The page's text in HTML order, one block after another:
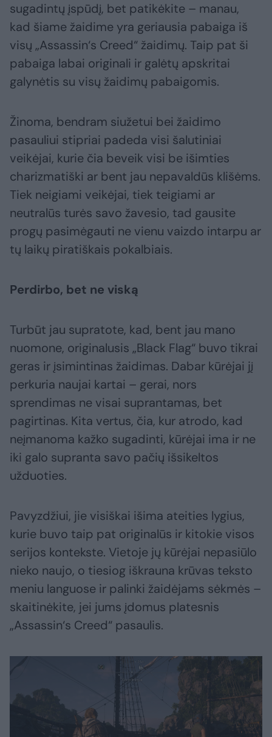
sugadintų įspūdį, bet patikėkite – manau,
kad šiame žaidime yra geriausia pabaiga iš
visų „Assassin‘s Creed“ žaidimų. Taip pat ši
pabaiga labai originali ir galėtų apskritai
galynėtis su visų žaidimų pabaigomis.
Žinoma, bendram siužetui bei žaidimo
pasauliui stipriai padeda visi šalutiniai
veikėjai, kurie čia beveik visi be išimties
charizmatiški ar bent jau nepavaldūs klišėms.
Tiek neigiami veikėjai, tiek teigiami ar
neutralūs turės savo žavesio, tad gausite
progų pasimėgauti ne vienu vaizdo intarpu ar
tų laikų piratiškais pokalbiais.
Perdirbo, bet ne viską
Turbūt jau supratote, kad, bent jau mano
nuomone, originalusis „Black Flag“ buvo tikrai
geras ir įsimintinas žaidimas. Dabar kūrėjai jį
perkuria naujai kartai – gerai, nors
sprendimas ne visai suprantamas, bet
pagirtinas. Kita vertus, čia, kur atrodo, kad
neįmanoma kažko sugadinti, kūrėjai ima ir ne
iki galo supranta savo pačių išsikeltos
užduoties.
Pavyzdžiui, jie visiškai išima ateities lygius,
kurie buvo taip pat originalūs ir kitokie visos
serijos kontekste. Vietoje jų kūrėjai nepasiūlo
nieko naujo, o tiesiog iškrauna krūvas teksto
meniu languose ir palinki žaidėjams sėkmės –
skaitinėkite, jei jums įdomus platesnis
„Assassin‘s Creed“ pasaulis.